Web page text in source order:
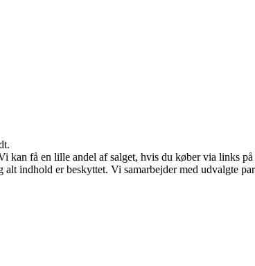
kan få en lille andel af salget, hvis du køber via links på
indhold er beskyttet. Vi samarbejder med udvalgte